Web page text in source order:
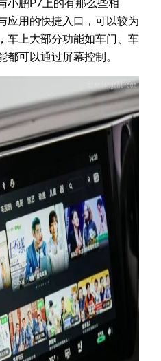
应用的快捷入口，可以较为
车上大部分功能如车门、车
可以通过屏幕控制。